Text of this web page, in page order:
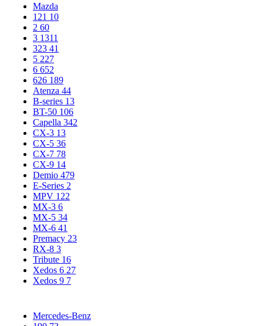
Mazda
121 10
2 60
3 1311
323 41
5 227
6 652
626 189
Atenza 44
B-series 13
BT-50 106
Capella 342
CX-3 13
CX-5 36
CX-7 78
CX-9 14
Demio 479
E-Series 2
MPV 122
MX-3 6
MX-5 34
MX-6 41
Premacy 23
RX-8 3
Tribute 16
Xedos 6 27
Xedos 9 7
Mercedes-Benz